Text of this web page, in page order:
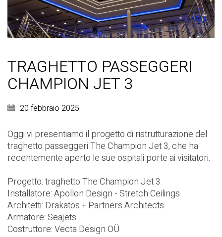
TRAGHETTO PASSEGGERI
CHAMPION JET 3
20 febbraio 2025
Oggi vi presentiamo il progetto di ristrutturazione del
traghetto passeggeri The Champion Jet 3, che ha
recentemente aperto le sue ospitali porte ai visitatori.
Progetto: traghetto The Champion Jet 3
Installatore:Apollon Design - Stretch Ceilings
Architetti: Drakatos + Partners Architects
Armatore:Seajets
Costruttore:Vecta Design OÜ